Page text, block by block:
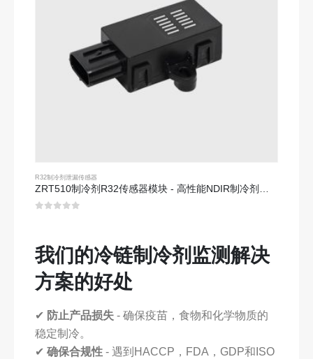
R32制冷剂泄漏传感器
ZRT510制冷剂R32传感器模块 - 高性能NDIR制冷剂传感器
我们的冷链制冷剂监测解决
方案的好处
✔ 防止产品损失 - 确保疫苗，食物和化学物质的
稳定制冷。
✔ 确保合规性 - 遇到HACCP，FDA，GDP和ISO